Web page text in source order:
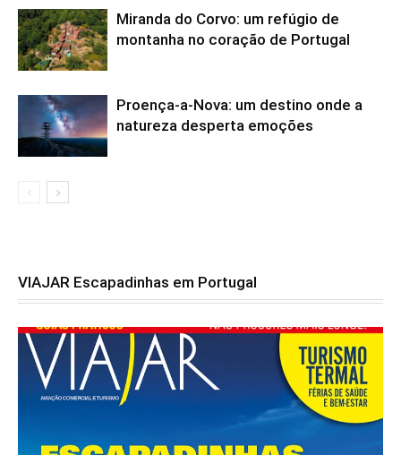
Miranda do Corvo: um refúgio de
montanha no coração de Portugal
Proença-a-Nova: um destino onde a
natureza desperta emoções
VIAJAR Escapadinhas em Portugal